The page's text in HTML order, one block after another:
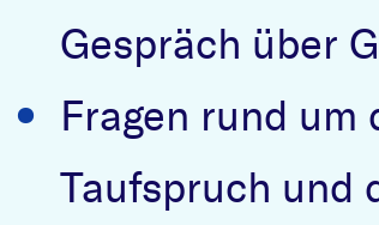
Gespräch über
Fragen rund um
Taufspruch und